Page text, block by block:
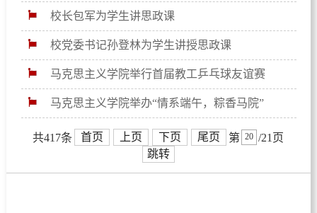
然”主题郊游活动
校长包军为学生讲思政课
校党委书记孙登林为学生讲授思政课
马克思主义学院举行首届教工乒乓球友谊赛
马克思主义学院举办“情系端午，粽香马院”
——暖心马院之端午特别活动
共417条 首页 上页 下页 尾页 第
/21页
跳转